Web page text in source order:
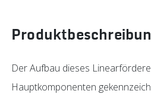
Der Aufbau dieses
Hauptkomponenten